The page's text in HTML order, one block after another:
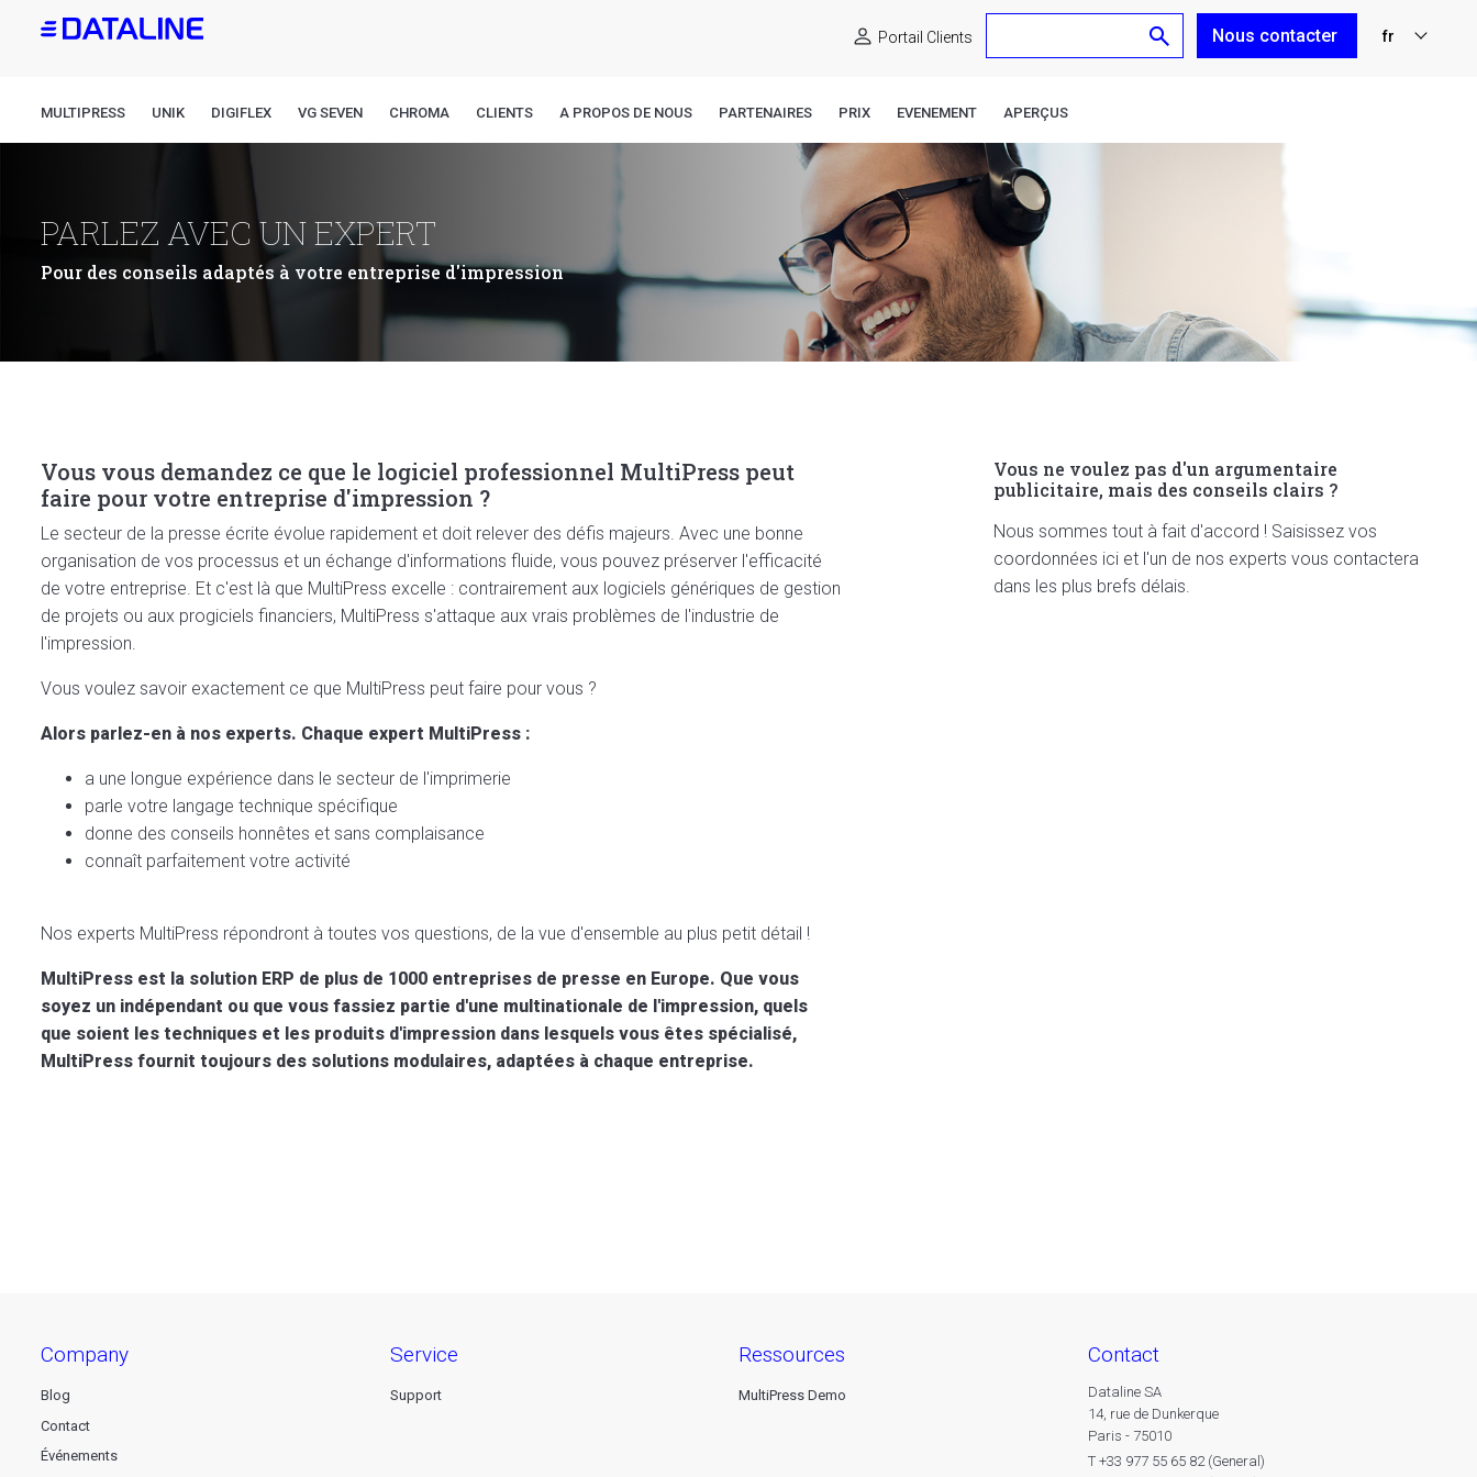
Portail Clients Nous contacter fr
MULTIPRESS UNIK DIGIFLEX VG SEVEN CHROMA CLIENTS A PROPOS DE NOUS PARTENAIRES PRIX EVENEMENT APERÇUS
PARLEZ AVEC UN EXPERT
Pour des conseils adaptés à votre entreprise d'impression
Vous vous demandez ce que le logiciel professionnel MultiPress peut
faire pour votre entreprise d'impression ?
Le secteur de la presse écrite évolue rapidement et doit relever des défis majeurs. Avec une bonne
organisation de vos processus et un échange d'informations fluide, vous pouvez préserver l'efficacité
de votre entreprise. Et c'est là que MultiPress excelle : contrairement aux logiciels génériques de gestion
de projets ou aux progiciels financiers, MultiPress s'attaque aux vrais problèmes de l'industrie de
l'impression.
Vous voulez savoir exactement ce que MultiPress peut faire pour vous ?
Alors parlez-en à nos experts. Chaque expert MultiPress :
a une longue expérience dans le secteur de l'imprimerie
parle votre langage technique spécifique
donne des conseils honnêtes et sans complaisance
connaît parfaitement votre activité
Nos experts MultiPress répondront à toutes vos questions, de la vue d'ensemble au plus petit détail !
MultiPress est la solution ERP de plus de 1000 entreprises de presse en Europe. Que vous
soyez un indépendant ou que vous fassiez partie d'une multinationale de l'impression, quels
que soient les techniques et les produits d'impression dans lesquels vous êtes spécialisé,
MultiPress fournit toujours des solutions modulaires, adaptées à chaque entreprise.
Vous ne voulez pas d'un argumentaire
publicitaire, mais des conseils clairs ?
Nous sommes tout à fait d'accord ! Saisissez vos
coordonnées ici et l'un de nos experts vous contactera
dans les plus brefs délais.
company
Blog
Contact
Événements
service
Support
ressources
MultiPress Demo
contact
Dataline SA
14, rue de Dunkerque
Paris - 75010
T +33 977 55 65 82 (General)